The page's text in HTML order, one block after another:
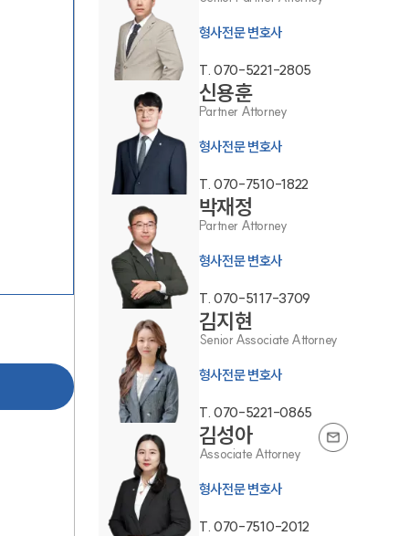
그룹소개
그룹소개
대륜의 강점
오시는 길
글로벌 파트너 로펌
고객의 소리
통합검색
AI대륜
형사전문 변호사
T. 070-5221-2805
신용훈
Partner Attorney
형사전문 변호사
T. 070-7510-1822
박재정
Partner Attorney
형사전문 변호사
T. 070-5117-3709
김지현
Senior Associate Attorney
형사전문 변호사
T. 070-5221-0865
김성아
Associate Attorney
형사전문 변호사
T. 070-7510-2012